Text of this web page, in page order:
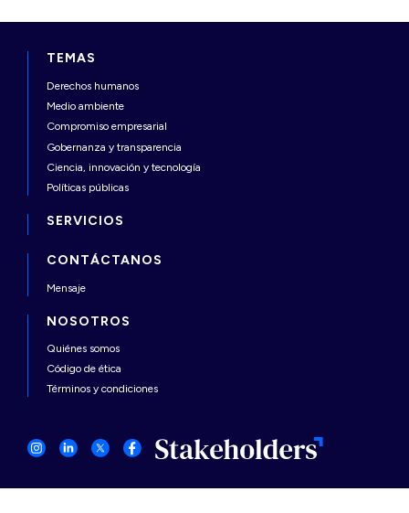
TEMAS
Derechos humanos
Medio ambiente
Compromiso empresarial
Gobernanza y transparencia
Ciencia, innovación y tecnología
Políticas públicas
SERVICIOS
CONTÁCTANOS
Mensaje
NOSOTROS
Quiénes somos
Código de ética
Términos y condiciones